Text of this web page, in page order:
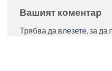
Вашият коментар
Трябва да влезете, за да